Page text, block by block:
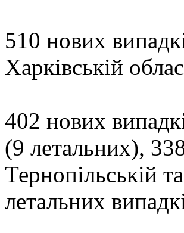
510 нових
Харківській
402 нових
(9 летальних),
Тернопільській
летальних